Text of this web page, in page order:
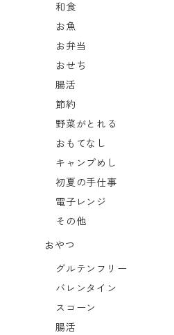
和食
お魚
お弁当
おせち
腸活
節約
野菜がとれる
おもてなし
キャンプめし
初夏の手仕事
電子レンジ
その他
おやつ
グルテンフリー
バレンタイン
スコーン
腸活